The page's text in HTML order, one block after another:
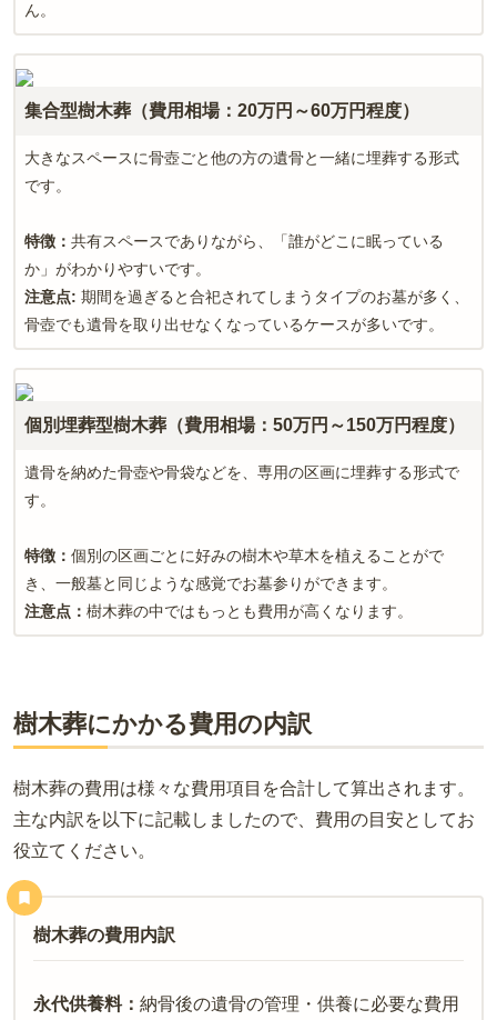
ん。
集合型樹木葬（費用相場：20万円～60万円程度）
大きなスペースに骨壺ごと他の方の遺骨と一緒に埋葬する形式
です。
特徴： 共有スペースでありながら、「誰がどこに眠っている
か」がわかりやすいです。
注意点: 期間を過ぎると合祀されてしまうタイプのお墓が多く、
骨壺でも遺骨を取り出せなくなっているケースが多いです。
個別埋葬型樹木葬（費用相場：50万円～150万円程度）
遺骨を納めた骨壺や骨袋などを、専用の区画に埋葬する形式で
す。
特徴： 個別の区画ごとに好みの樹木や草木を植えることがで
き、一般墓と同じような感覚でお墓参りができます。
注意点： 樹木葬の中ではもっとも費用が高くなります。
樹木葬にかかる費用の内訳
樹木葬の費用は様々な費用項目を合計して算出されます。
主な内訳を以下に記載しましたので、費用の目安としてお
役立てください。
樹木葬の費用内訳
永代供養料： 納骨後の遺骨の管理・供養に必要な費用